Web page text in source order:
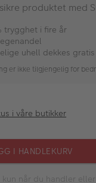
produktet med
trygghet i fire år
uhell dekkes gratis
er ikke tilgjengelig for
i våre butikker
I HANDLEKURV
kun når du handler